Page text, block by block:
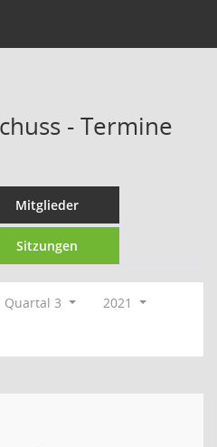
- Termine
Mitglieder
Sitzungen
Quartal 3
2021